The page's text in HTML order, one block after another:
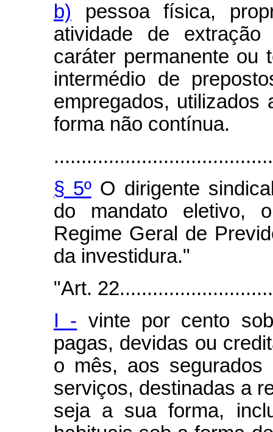
b) pessoa física,
atividade de
caráter permanente ou
intermédio de
empregados, utilizados
forma não contínua.
§ 5ºO dirigente
do mandato eletivo,
Regime Geral de
da investidura."
"Art.
I - vinte por cento
pagas, devidas ou
o mês, aos segurados
serviços, destinadas a
seja a sua forma,